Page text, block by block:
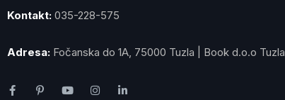
Kontakt: 035-228-575
Adresa: Fočanska do 1A, 75000 Tuzla | Book d.o.o Tuzla